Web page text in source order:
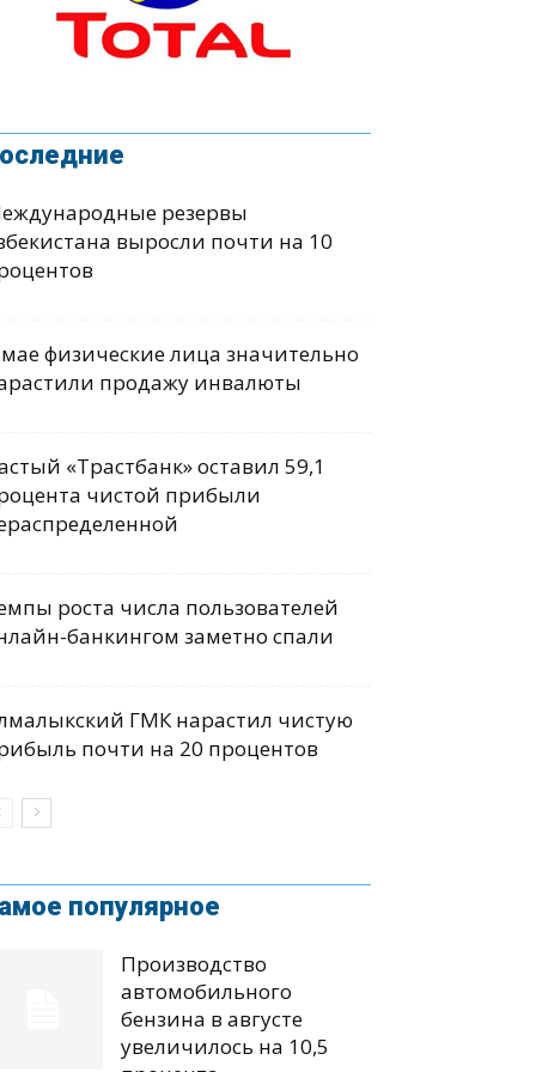
резервы
выросли почти на 10
физические лица значительно
продажу инвалюты
«Трастбанк» оставил 59,1
чистой прибыли
роста числа пользователей
банкингом заметно спали
ГМК нарастил чистую
почти на 20 процентов
популярное
Производство
автомобильного
бензина в августе
увеличилось на 10,5